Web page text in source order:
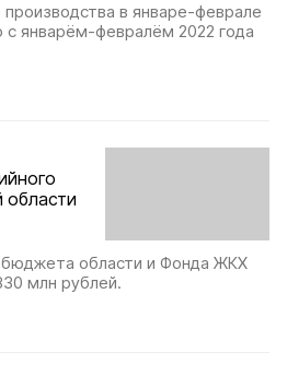
в январе-феврале
с январём-февралём 2022 года
области
бюджета области и Фонда ЖКХ
млн рублей.